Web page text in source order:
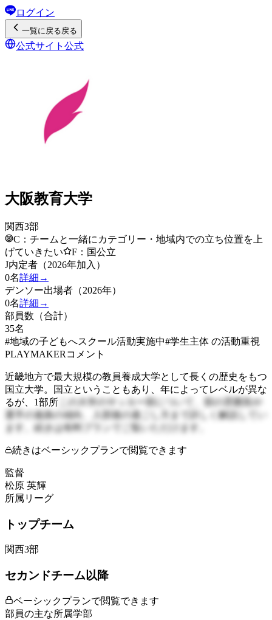
ログイン
一覧に戻る戻る
公式サイト 公式
大阪教育大学
関西3部
C：チームと一緒にカテゴリー・地域内での立ち位置を上
げていきたい
F：国公立
J内定者（2026年加入）
0名詳細→
デンソー出場者（2026年）
0名詳細→
部員数（合計）
35名
#地域の子どもへスクール活動実施中#学生主体 の活動重視
PLAYMAKERコメント
近畿地方で最大規模の教員養成大学として長くの歴史をもつ
国立大学。国立ということもあり、年によってレベルが異な
るが、1部所 この大学のサッカー部について、部の雰囲気や
選手の進路の傾向、入部後の過ごし方まで詳しく解説してい
ます。続きは有料プランでご覧いただけます。
続きはベーシックプランで閲覧できます
監督
松原 英輝
所属リーグ
トップチーム
関西3部
セカンドチーム以降
ベーシックプランで閲覧できます
部員の主な所属学部